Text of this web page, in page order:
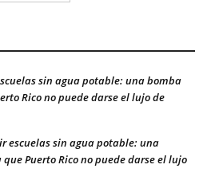
sin agua potable: una bomba
Rico no puede darse el lujo de
escuelas sin agua potable: una
Puerto Rico no puede darse el lujo